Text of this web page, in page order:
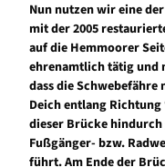
Nun nutzen wir eine
mit der 2005
auf die Hemmoorer
ehrenamtlich tätig und
dass die
Deich entlang
dieser Brücke
Fußgänger- bzw.
führt. Am Ende der